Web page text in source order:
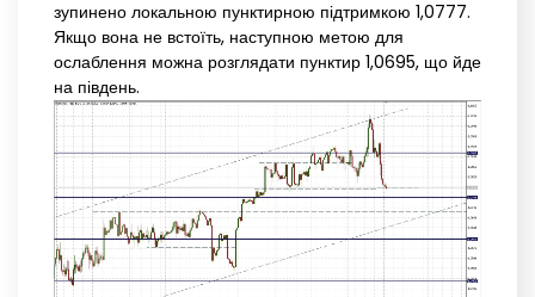
зупинено локальною пунктирною підтримкою 1,0777.
Якщо вона не встоїть, наступною метою для
ослаблення можна розглядати пунктир 1,0695, що йде
на південь.